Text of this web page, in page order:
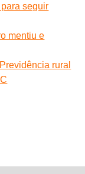
seguir
mentiu e
rural